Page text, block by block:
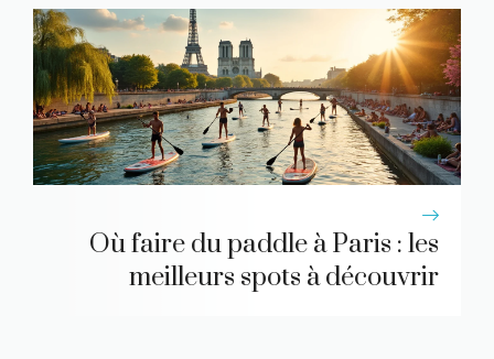
Où faire du paddle à Paris : les
meilleurs spots à découvrir